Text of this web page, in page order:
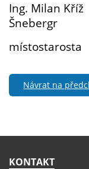
Ing.
Šnebergr
Návrat na
KONTAKT